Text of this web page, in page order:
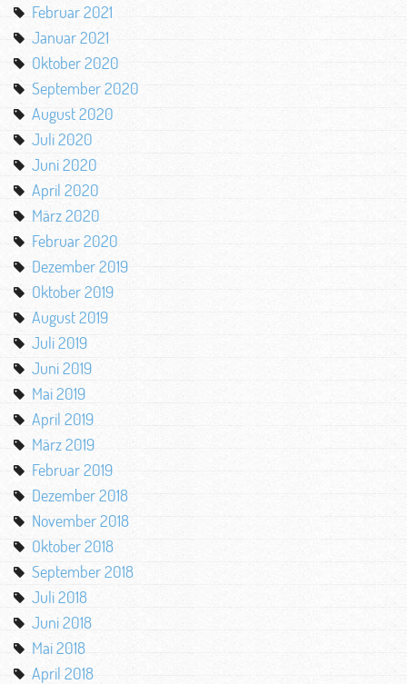
Februar 2021
Januar 2021
Oktober 2020
September 2020
August 2020
Juli 2020
Juni 2020
April 2020
März 2020
Februar 2020
Dezember 2019
Oktober 2019
August 2019
Juli 2019
Juni 2019
Mai 2019
April 2019
März 2019
Februar 2019
Dezember 2018
November 2018
Oktober 2018
September 2018
Juli 2018
Juni 2018
Mai 2018
April 2018